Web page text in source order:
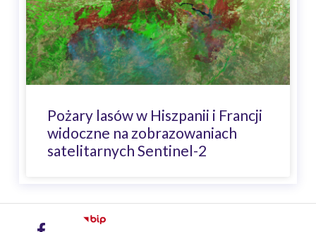
Pożary lasów w Hiszpanii i Francji
widoczne na zobrazowaniach
satelitarnych Sentinel-2